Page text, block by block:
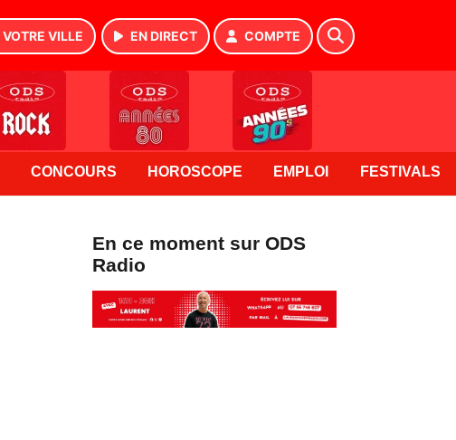
VOTRE VILLE EN DIRECT COMPTE
CONCOURS HOROSCOPE EMPLOI FESTIVALS
En ce moment sur ODS
Radio